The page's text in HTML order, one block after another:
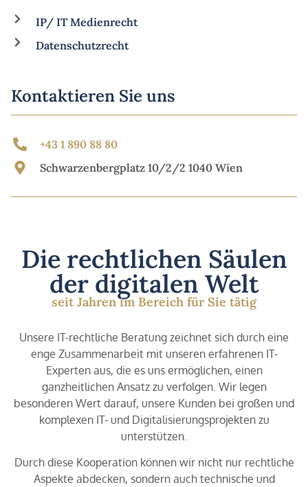
Die rechtlichen Säulen
der digitalen Welt
seit Jahren im Bereich für Sie tätig
Unsere IT-rechtliche Beratung zeichnet sich durch eine
enge Zusammenarbeit mit unseren erfahrenen IT-
Experten aus, die es uns ermöglichen, einen
ganzheitlichen Ansatz zu verfolgen. Wir legen
besonderen Wert darauf, unsere Kunden bei großen und
komplexen IT- und Digitalisierungsprojekten zu
unterstützen.
Durch diese Kooperation können wir nicht nur rechtliche
Aspekte abdecken, sondern auch technische und
IP/ IT Medienrecht
Datenschutzrecht
Kontaktieren Sie uns
+43 1 890 88 80
Schwarzenbergplatz 10/2/2 1040 Wien